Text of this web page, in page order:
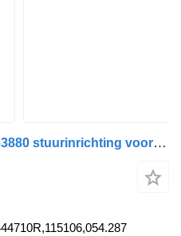
TRW Steering box DAF 1363880 stuurinrichting voor TRW vrachtwagen